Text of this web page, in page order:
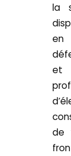
la
en
et
de